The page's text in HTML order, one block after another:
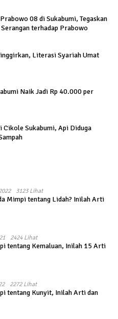
08 di Sukabumi, Tegaskan
terhadap Prabowo
Literasi Syariah Umat
Naik Jadi Rp 40.000 per
Cikole Sukabumi, Api Diduga
3123 Lihat
Mimpi tentang Lidah? Inilah Arti
2424 Lihat
tentang Kemaluan, Inilah 15 Arti
2272 Lihat
tentang Kunyit, Inilah Arti dan